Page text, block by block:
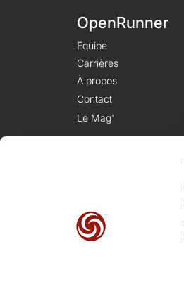
OpenRunner
Equipe
Carrières
À propos
Contact
Le Mag'